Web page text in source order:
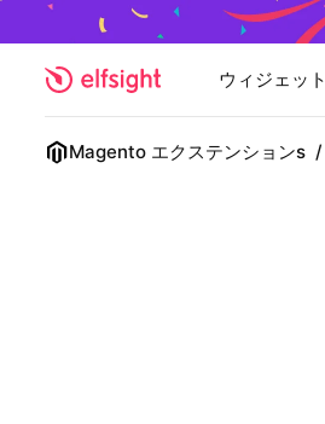
ウィジェット
Magento エクステンションs /